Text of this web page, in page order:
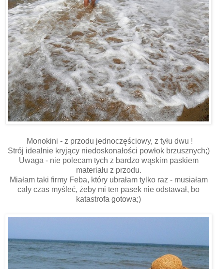
Monokini - z przodu jednoczęściowy, z tyłu dwu !
Strój idealnie kryjący niedoskonałości powłok brzusznych;)
Uwaga - nie polecam tych z bardzo wąskim paskiem
materiału z przodu.
Miałam taki firmy Feba, który ubrałam tylko raz - musiałam
cały czas myśleć, żeby mi ten pasek nie odstawał, bo
katastrofa gotowa;)